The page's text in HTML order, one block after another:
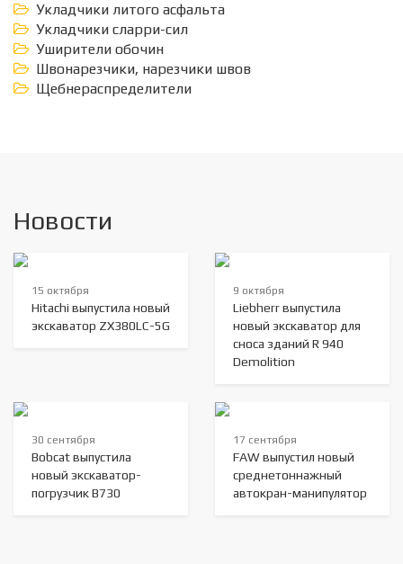
Укладчики литого асфальта
Укладчики сларри-сил
Уширители обочин
Швонарезчики, нарезчики швов
Щебнераспределители
Новости
15 октября
Hitachi выпустила новый
экскаватор ZX380LC-5G
9 октября
Liebherr выпустила
новый экскаватор для
сноса зданий R 940
Demolition
30 сентября
Bobcat выпустила
новый экскаватор-
погрузчик B730
17 сентября
FAW выпустил новый
среднетоннажный
автокран-манипулятор